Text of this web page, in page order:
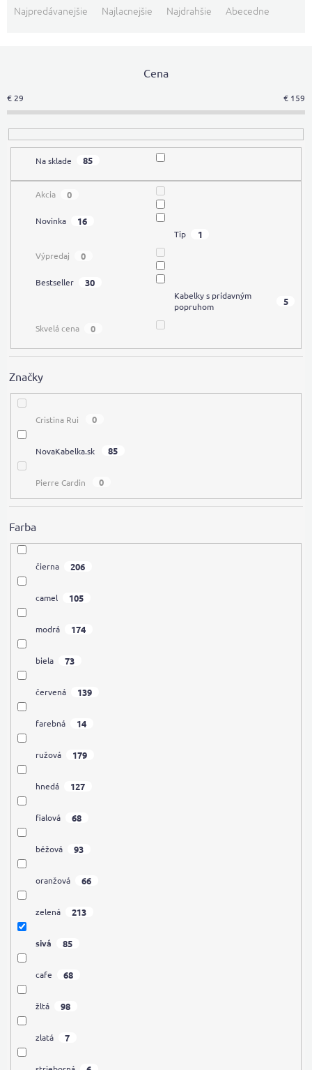
p
r
o
d
k
Najpredávanejšie Najlacnejšie Najdrahšie Abecedne
Cena
€ 29 € 159
Na sklade 85
Akcia 0
Novinka 16
Tip 1
Výpredaj 0
Bestseller 30
Kabelky s prídavným
popruhom
5
Skvelá cena 0
Značky
Cristina Rui 0
NovaKabelka.sk 85
Pierre Cardin 0
Farba
čierna 206
camel 105
modrá 174
biela 73
červená 139
farebná 14
ružová 179
hnedá 127
fialová 68
béžová 93
oranžová 66
zelená 213
sivá 85
cafe 68
žltá 98
zlatá 7